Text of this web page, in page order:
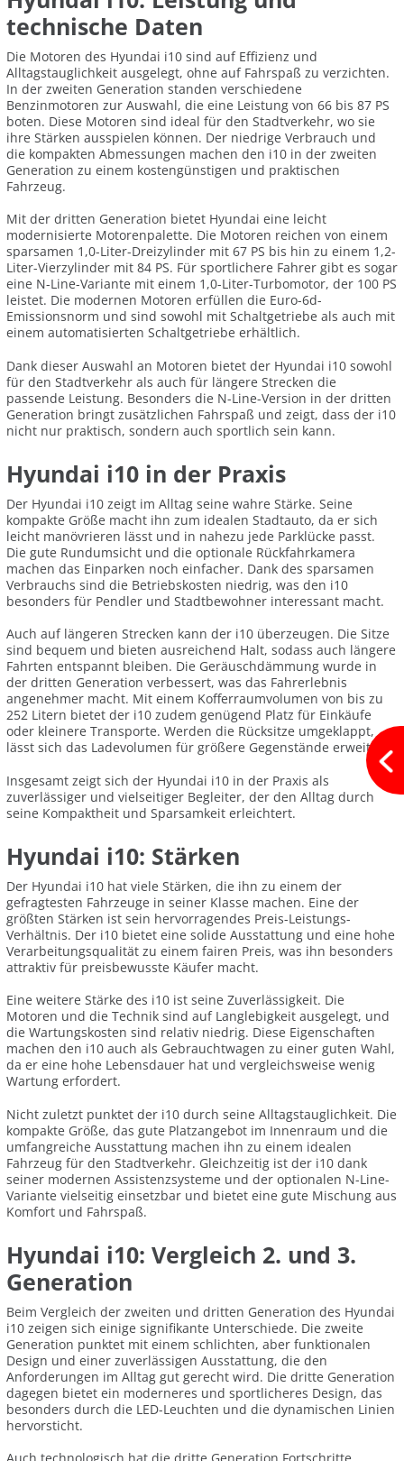
technische Daten
Die Motoren des Hyundai i10 sind auf Effizienz und
Alltagstauglichkeit ausgelegt, ohne auf Fahrspaß zu verzichten.
In der zweiten Generation standen verschiedene
Benzinmotoren zur Auswahl, die eine Leistung von 66 bis 87 PS
boten. Diese Motoren sind ideal für den Stadtverkehr, wo sie
ihre Stärken ausspielen können. Der niedrige Verbrauch und
die kompakten Abmessungen machen den i10 in der zweiten
Generation zu einem kostengünstigen und praktischen
Fahrzeug.
Mit der dritten Generation bietet Hyundai eine leicht
modernisierte Motorenpalette. Die Motoren reichen von einem
sparsamen 1,0-Liter-Dreizylinder mit 67 PS bis hin zu einem 1,2-
Liter-Vierzylinder mit 84 PS. Für sportlichere Fahrer gibt es sogar
eine N-Line-Variante mit einem 1,0-Liter-Turbomotor, der 100 PS
leistet. Die modernen Motoren erfüllen die Euro-6d-
Emissionsnorm und sind sowohl mit Schaltgetriebe als auch mit
einem automatisierten Schaltgetriebe erhältlich.
Dank dieser Auswahl an Motoren bietet der Hyundai i10 sowohl
für den Stadtverkehr als auch für längere Strecken die
passende Leistung. Besonders die N-Line-Version in der dritten
Generation bringt zusätzlichen Fahrspaß und zeigt, dass der i10
nicht nur praktisch, sondern auch sportlich sein kann.
Hyundai i10 in der Praxis
Der Hyundai i10 zeigt im Alltag seine wahre Stärke. Seine
kompakte Größe macht ihn zum idealen Stadtauto, da er sich
leicht manövrieren lässt und in nahezu jede Parklücke passt.
Die gute Rundumsicht und die optionale Rückfahrkamera
machen das Einparken noch einfacher. Dank des sparsamen
Verbrauchs sind die Betriebskosten niedrig, was den i10
besonders für Pendler und Stadtbewohner interessant macht.
Auch auf längeren Strecken kann der i10 überzeugen. Die Sitze
sind bequem und bieten ausreichend Halt, sodass auch längere
Fahrten entspannt bleiben. Die Geräuschdämmung wurde in
der dritten Generation verbessert, was das Fahrerlebnis
angenehmer macht. Mit einem Kofferraumvolumen von bis zu
252 Litern bietet der i10 zudem genügend Platz für Einkäufe
oder kleinere Transporte. Werden die Rücksitze umgeklappt,
lässt sich das Ladevolumen für größere Gegenstände erweitern.
Insgesamt zeigt sich der Hyundai i10 in der Praxis als
zuverlässiger und vielseitiger Begleiter, der den Alltag durch
seine Kompaktheit und Sparsamkeit erleichtert.
Hyundai i10: Stärken
Der Hyundai i10 hat viele Stärken, die ihn zu einem der
gefragtesten Fahrzeuge in seiner Klasse machen. Eine der
größten Stärken ist sein hervorragendes Preis-Leistungs-
Verhältnis. Der i10 bietet eine solide Ausstattung und eine hohe
Verarbeitungsqualität zu einem fairen Preis, was ihn besonders
attraktiv für preisbewusste Käufer macht.
Eine weitere Stärke des i10 ist seine Zuverlässigkeit. Die
Motoren und die Technik sind auf Langlebigkeit ausgelegt, und
die Wartungskosten sind relativ niedrig. Diese Eigenschaften
machen den i10 auch als Gebrauchtwagen zu einer guten Wahl,
da er eine hohe Lebensdauer hat und vergleichsweise wenig
Wartung erfordert.
Nicht zuletzt punktet der i10 durch seine Alltagstauglichkeit. Die
kompakte Größe, das gute Platzangebot im Innenraum und die
umfangreiche Ausstattung machen ihn zu einem idealen
Fahrzeug für den Stadtverkehr. Gleichzeitig ist der i10 dank
seiner modernen Assistenzsysteme und der optionalen N-Line-
Variante vielseitig einsetzbar und bietet eine gute Mischung aus
Komfort und Fahrspaß.
Hyundai i10: Vergleich 2. und 3.
Generation
Beim Vergleich der zweiten und dritten Generation des Hyundai
i10 zeigen sich einige signifikante Unterschiede. Die zweite
Generation punktet mit einem schlichten, aber funktionalen
Design und einer zuverlässigen Ausstattung, die den
Anforderungen im Alltag gut gerecht wird. Die dritte Generation
dagegen bietet ein moderneres und sportlicheres Design, das
besonders durch die LED-Leuchten und die dynamischen Linien
hervorsticht.